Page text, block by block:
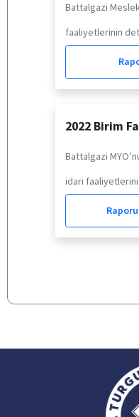
Battalgazi Meslek
faaliyetlerinin
2022 Birim
Battalgazi
idari